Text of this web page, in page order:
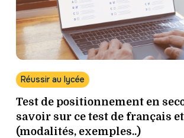
Réussir au lycée
Test de positionnement en
savoir sur ce test de français
(modalités, exemples..)